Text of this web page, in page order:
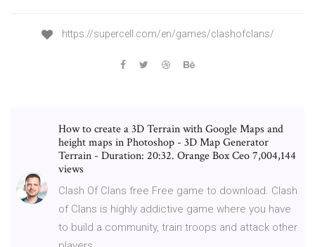
https://supercell.com/en/games/clashofclans/
How to create a 3D Terrain with Google Maps and
height maps in Photoshop - 3D Map Generator
Terrain - Duration: 20:32. Orange Box Ceo 7,004,144
views
Clash Of Clans free Free game to download. Clash
of Clans is highly addictive game where you have
to build a community, train troops and attack other